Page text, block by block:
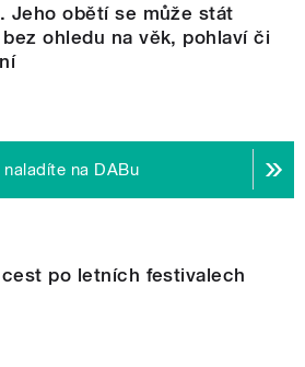
Jeho obětí se může stát
ohledu na věk, pohlaví či
na DABu
cest po letních festivalech